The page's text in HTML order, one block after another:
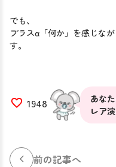
でも、
プラスα「何か」を感じな
す。
1948
あな
レア
前の記事へ